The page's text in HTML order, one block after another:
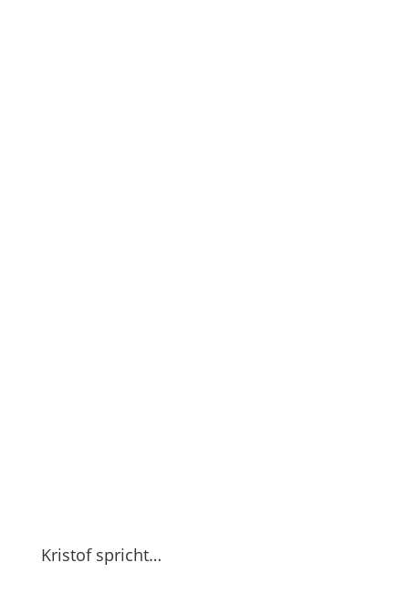
Kristof spricht…